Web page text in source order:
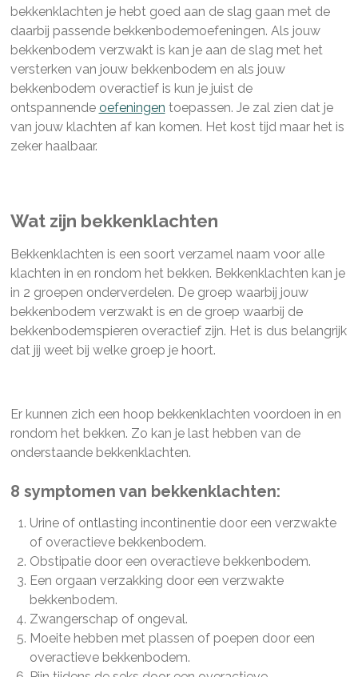
bekkenklachten je hebt goed aan de slag gaan met de
daarbij passende bekkenbodemoefeningen. Als jouw
bekkenbodem verzwakt is kan je aan de slag met het
versterken van jouw bekkenbodem en als jouw
bekkenbodem overactief is kun je juist de
ontspannende oefeningen toepassen. Je zal zien dat je
van jouw klachten af kan komen. Het kost tijd maar het is
zeker haalbaar.
Wat zijn bekkenklachten
Bekkenklachten is een soort verzamel naam voor alle
klachten in en rondom het bekken. Bekkenklachten kan je
in 2 groepen onderverdelen. De groep waarbij jouw
bekkenbodem verzwakt is en de groep waarbij de
bekkenbodemspieren overactief zijn. Het is dus belangrijk
dat jij weet bij welke groep je hoort.
Er kunnen zich een hoop bekkenklachten voordoen in en
rondom het bekken. Zo kan je last hebben van de
onderstaande bekkenklachten.
8 symptomen van bekkenklachten:
Urine of ontlasting incontinentie door een verzwakte
of overactieve bekkenbodem.
Obstipatie door een overactieve bekkenbodem.
Een orgaan verzakking door een verzwakte
bekkenbodem.
Zwangerschap of ongeval.
Moeite hebben met plassen of poepen door een
overactieve bekkenbodem.